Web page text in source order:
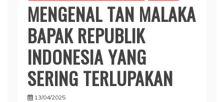
MENGENAL TAN MALAKA
BAPAK REPUBLIK
INDONESIA YANG
SERING TERLUPAKAN
13/04/2025